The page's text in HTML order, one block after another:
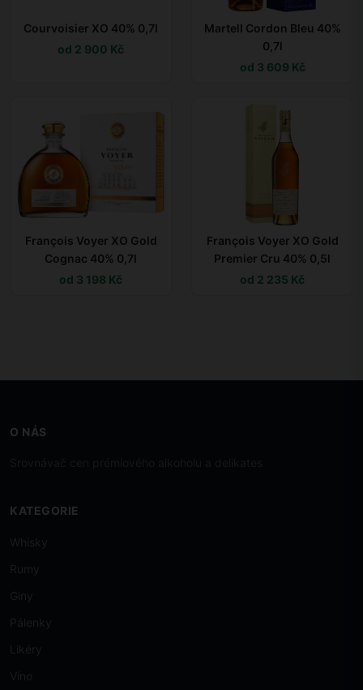
Courvoisier XO 40% 0,7l
od 2 900 Kč
Martell Cordon Bleu 40%
0,7l
od 3 609 Kč
François Voyer XO Gold
Cognac 40% 0,7l
od 3 198 Kč
François Voyer XO Gold
Premier Cru 40% 0,5l
od 2 235 Kč
O NÁS
KATEGORIE